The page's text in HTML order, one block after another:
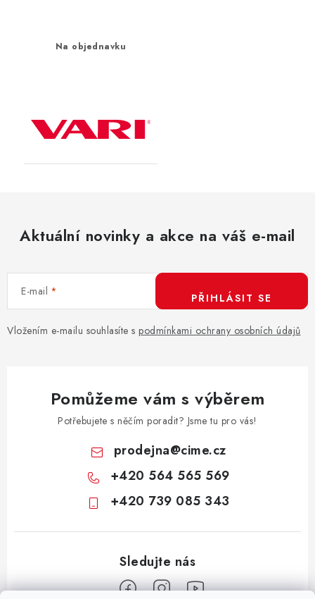
Na objednavku
Aktuální novinky a akce na váš e-mail
E-mail
Vložením e-mailu souhlasíte s podmínkami ochrany osobních údajů
PŘIHLÁSIT SE
Pomůžeme vám s výběrem
Potřebujete s něčím poradit? Jsme tu pro vás!
prodejna@cime.cz
+420 564 565 569
+420 739 085 343